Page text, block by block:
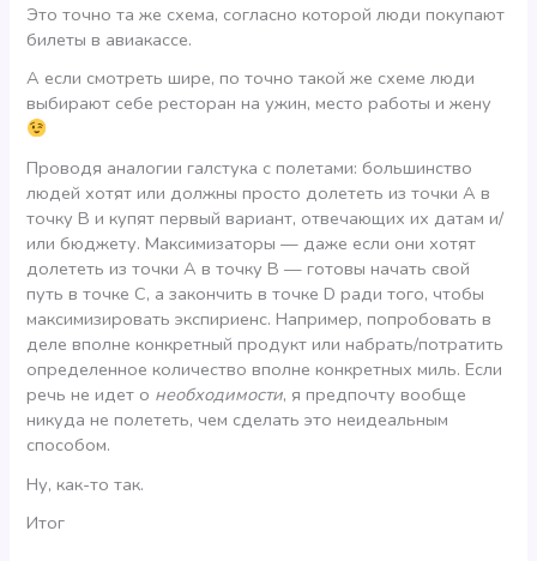
Это точно та же схема, согласно которой люди покупают
билеты в авиакассе.
А если смотреть шире, по точно такой же схеме люди
выбирают себе ресторан на ужин, место работы и жену
Проводя аналогии галстука с полетами: большинство
людей хотят или должны просто долететь из точки А в
точку B и купят первый вариант, отвечающих их датам и/
или бюджету. Максимизаторы — даже если они хотят
долететь из точки А в точку В — готовы начать свой
путь в точке С, а закончить в точке D ради того, чтобы
максимизировать экспириенс. Например, попробовать в
деле вполне конкретный продукт или набрать/потратить
определенное количество вполне конкретных миль. Если
речь не идет о необходимости, я предпочту вообще
никуда не полететь, чем сделать это неидеальным
способом.
Ну, как-то так.
Итог